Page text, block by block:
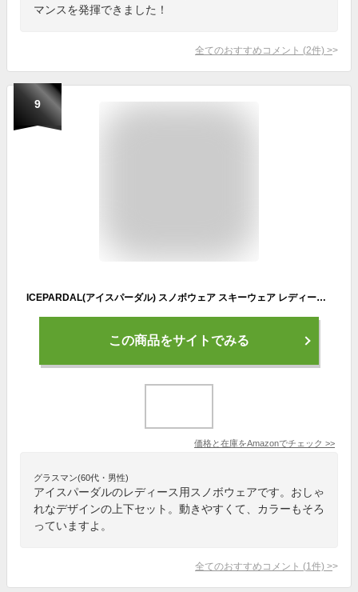
マンスを発揮できました！
全てのおすすめコメント (2件) >
9
ICEPARDAL(アイスパーダル) スノボウェア スキーウェア レディース 上下セット 3サイズ スノーウェア スノージャケット スノーパンツ WTピンク/ネイビー WMサイズ スノーボードウェア ISET-510
この商品をサイトでみる
価格と在庫をAmazonでチェック >>
グラスマン(60代・男性)
アイスパーダルのレディース用スノボウェアです。おしゃ
れなデザインの上下セット。動きやすくて、カラーもそろ
っていますよ。
全てのおすすめコメント (1 件) >